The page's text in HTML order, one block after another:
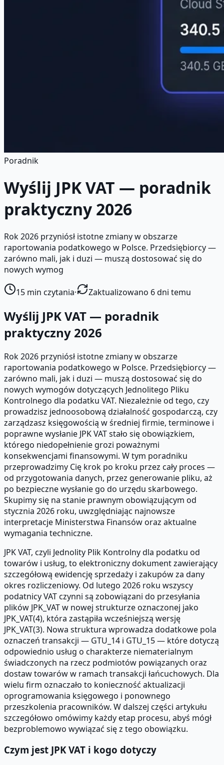
Poradnik
Wyślij JPK VAT — poradnik
praktyczny 2026
Rok 2026 przyniósł istotne zmiany w obszarze
raportowania podatkowego w Polsce. Przedsiębiorcy —
zarówno mali, jak i duzi — muszą dostosować się do
nowych wymog
15 min czytania· Zaktualizowano 6 dni temu
Wyślij JPK VAT — poradnik
praktyczny 2026
Rok 2026 przyniósł istotne zmiany w obszarze
raportowania podatkowego w Polsce. Przedsiębiorcy —
zarówno mali, jak i duzi — muszą dostosować się do
nowych wymogów dotyczących Jednolitego Pliku
Kontrolnego dla podatku VAT. Niezależnie od tego, czy
prowadzisz jednoosobową działalność gospodarczą, czy
zarządzasz księgowością w średniej firmie, terminowe i
poprawne wysłanie JPK VAT stało się obowiązkiem,
którego niedopełnienie grozi poważnymi
konsekwencjami finansowymi. W tym poradniku
przeprowadzimy Cię krok po kroku przez cały proces —
od przygotowania danych, przez generowanie pliku, aż
po bezpieczne wysłanie go do urzędu skarbowego.
Skupimy się na stanie prawnym obowiązującym od
stycznia 2026 roku, uwzględniając najnowsze
interpretacje Ministerstwa Finansów oraz aktualne
wymagania techniczne.
JPK VAT, czyli Jednolity Plik Kontrolny dla podatku od
towarów i usług, to elektroniczny dokument zawierający
szczegółową ewidencję sprzedaży i zakupów za dany
okres rozliczeniowy. Od lutego 2026 roku wszyscy
podatnicy VAT czynni są zobowiązani do przesyłania
plików JPK_VAT w nowej strukturze oznaczonej jako
JPK_VAT(4), która zastąpiła wcześniejszą wersję
JPK_VAT(3). Nowa struktura wprowadza dodatkowe pola
oznaczeń transakcji — GTU_14 i GTU_15 — które dotyczą
odpowiednio usług o charakterze niematerialnym
świadczonych na rzecz podmiotów powiązanych oraz
dostaw towarów w ramach transakcji łańcuchowych. Dla
wielu firm oznaczało to konieczność aktualizacji
oprogramowania księgowego i ponownego
przeszkolenia pracowników. W dalszej części artykułu
szczegółowo omówimy każdy etap procesu, abyś mógł
bezproblemowo wywiązać się z tego obowiązku.
Czym jest JPK VAT i kogo dotyczy